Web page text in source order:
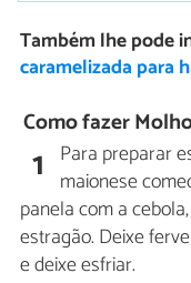
Também lhe pode
caramelizada para
Como fazer
1 Para preparar
maionese
panela com a
estragão. Deixe
e deixe esfriar.